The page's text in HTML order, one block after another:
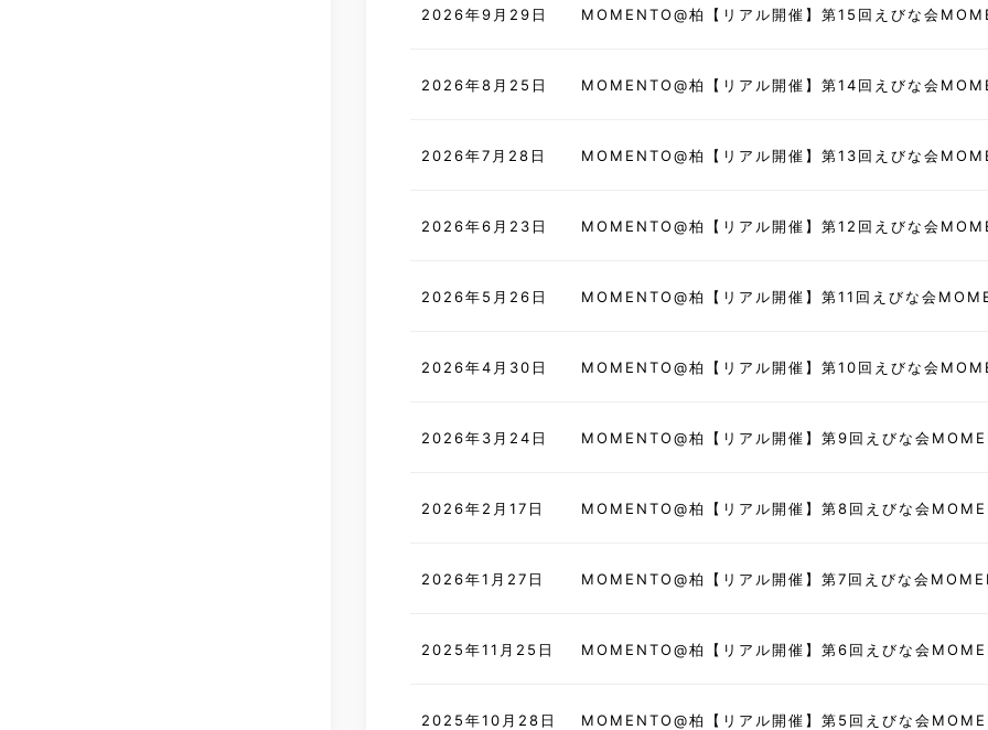
2026年9月29日 MOMENTO@柏【リアル開催】第15回えびな会
2026年8月25日 MOMENTO@柏【リアル開催】第14回えびな会
2026年7月28日 MOMENTO@柏【リアル開催】第13回えびな会
2026年6月23日 MOMENTO@柏【リアル開催】第12回えびな会
2026年5月26日 MOMENTO@柏【リアル開催】第11回えびな会
2026年4月30日 MOMENTO@柏【リアル開催】第10回えびな会
2026年3月24日 MOMENTO@柏【リアル開催】第9回えびな会
2026年2月17日 MOMENTO@柏【リアル開催】第8回えびな会
2026年1月27日 MOMENTO@柏【リアル開催】第7回えびな会
2025年11月25日 MOMENTO@柏【リアル開催】第6回えびな会
2025年10月28日 MOMENTO@柏【リアル開催】第5回えびな会